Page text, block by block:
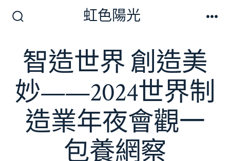
切
換
開
關
虹色陽光
智造世界 創造美
妙——2024世界制
造業年夜會觀一
包養網察